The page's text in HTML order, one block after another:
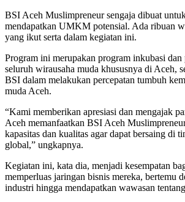
BSI Aceh Muslimpreneur sengaja dibuat
mendapatkan UMKM potensial. Ada ribuan
yang ikut serta dalam kegiatan ini.
Program ini merupakan program inkubasi dan
seluruh wirausaha muda khususnya di Aceh,
BSI dalam melakukan percepatan tumbuh
muda Aceh.
“Kami memberikan apresiasi dan mengajak
Aceh memanfaatkan BSI Aceh
kapasitas dan kualitas agar dapat bersaing di
global,” ungkapnya.
Kegiatan ini, kata dia, menjadi kesempatan
memperluas jaringan bisnis mereka, bertemu
industri hingga mendapatkan wawasan